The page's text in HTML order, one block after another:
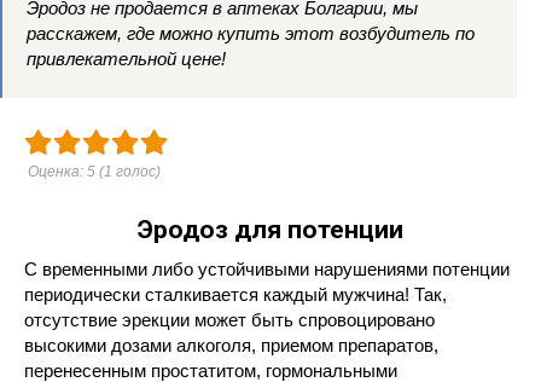
Эродоз не продается в аптеках Болгарии, мы
расскажем, где можно купить этот возбудитель по
привлекательной цене!
Оценка: 5 (1 голос)
Эродоз для потенции
С временными либо устойчивыми нарушениями потенции
периодически сталкивается каждый мужчина! Так,
отсутствие эрекции может быть спровоцировано
высокими дозами алкоголя, приемом препаратов,
перенесенным простатитом, гормональными